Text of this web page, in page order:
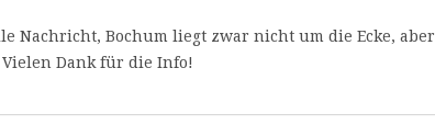
Nachricht, Bochum liegt zwar nicht um die Ecke, aber
Dank für die Info!